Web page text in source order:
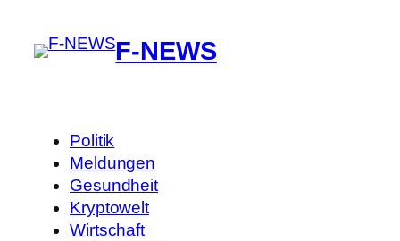
F-NEWS
Politik
Meldungen
Gesundheit
Kryptowelt
Wirtschaft